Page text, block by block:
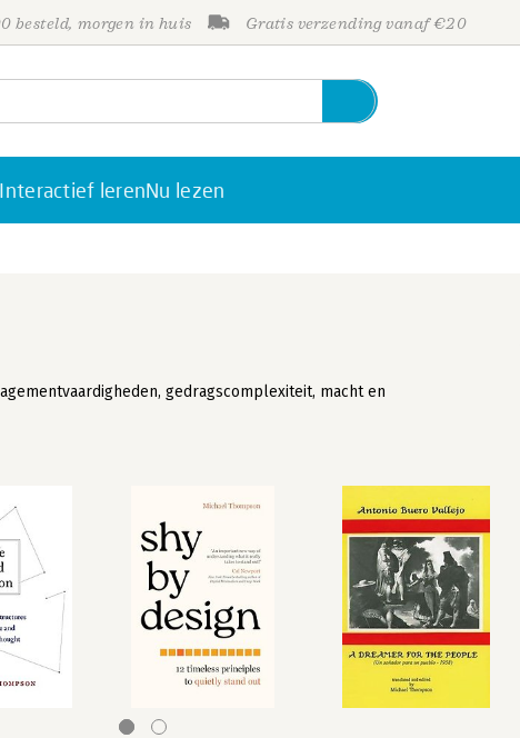
besteld, morgen in huis Gratis verzending vanaf €20
Interactief lerenNu lezen
gedragscomplexiteit, macht en
Personen